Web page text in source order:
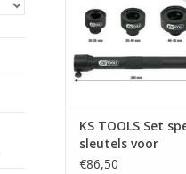
ronde
zorgvuldig
schade aan
gewricht | -
TOEVOEGEN AAN
KS TOOLS Set
sleutels voor
spoorstangen /
€86,50